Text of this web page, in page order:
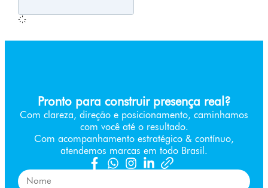
Johnson’s – “O
Pronto para construir presença real?
Com clareza, direção e posicionamento, caminhamos
com você até o resultado.
Com acompanhamento estratégico & contínuo,
atendemos marcas em todo Brasil.